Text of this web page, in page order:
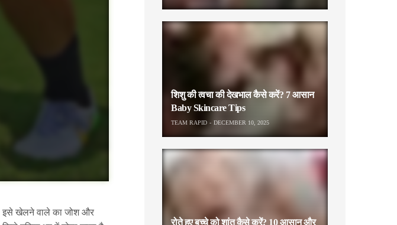
इसे खेलने वाले का जोश और
शिशु की त्वचा की देखभाल कैसे करें? 7 आसान
Baby Skincare Tips
TEAM RAPID DECEMBER 10, 2025
रोते हुए बच्चे को शांत कैसे करें? 10 आसान और